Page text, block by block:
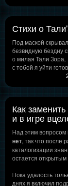
Стихи о
Под маской
безвидную бездну
о милая Тали Зора,
с тобой я уйти
Как
и в игре
Над этим
нет, так что после
каталогизации
остается
Пока удалость
днях я включил